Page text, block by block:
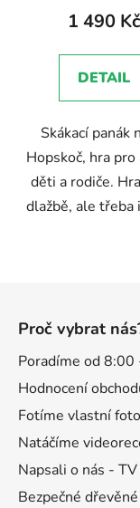
5,0
z
1 490 Kč
DETAIL
Skákací panák
Hopskoč, hra
děti a rodiče.
dlažbě, ale třeba
Proč vybrat
Poradíme od
Hodnocení
Fotíme vlastní
Natáčíme
Napsali o nás -
Bezpečné